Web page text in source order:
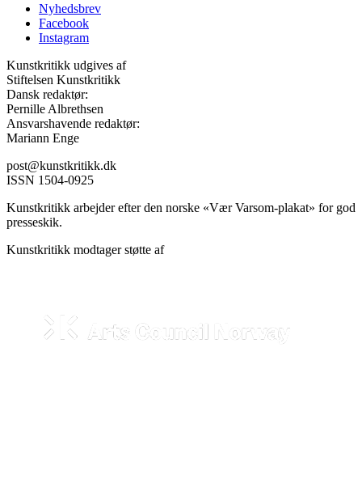
Nyhedsbrev
Facebook
Instagram
Kunstkritikk udgives af
Stiftelsen Kunstkritikk
Dansk redaktør:
Pernille Albrethsen
Ansvarshavende redaktør:
Mariann Enge
post@kunstkritikk.dk
ISSN 1504-0925
Kunstkritikk arbejder efter den norske «Vær Varsom-plakat» for god
presseskik.
Kunstkritikk modtager støtte af